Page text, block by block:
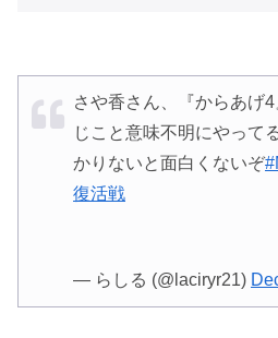
さや香さん、『からあげ
じこと意味不明にやって
かりないと面白くないぞ
復活戦
— らしる (@laciryr21)